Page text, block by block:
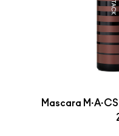
Mascara